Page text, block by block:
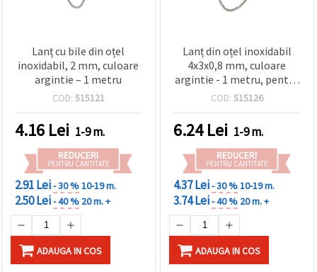
Lanț cu bile din oțel
inoxidabil, 2 mm, culoare
argintie – 1 metru
COD: 515121
4.16 Lei 1-9 m.
REDUCERI
PENTRU CANTITATE
2.91 Lei- 30 %10-19 m.
2.50 Lei- 40 % 20 m. +
ADAUGA IN COS
Lanț din oțel inoxidabil
4x3x0,8 mm, culoare
argintie - 1 metru, pentru
bijuterii DIY
COD: 515126
6.24Lei 1-9 m.
REDUCERI
PENTRU CANTITATE
4.37 Lei- 30 %10-19 m.
3.74 Lei- 40 % 20 m. +
ADAUGA IN COS